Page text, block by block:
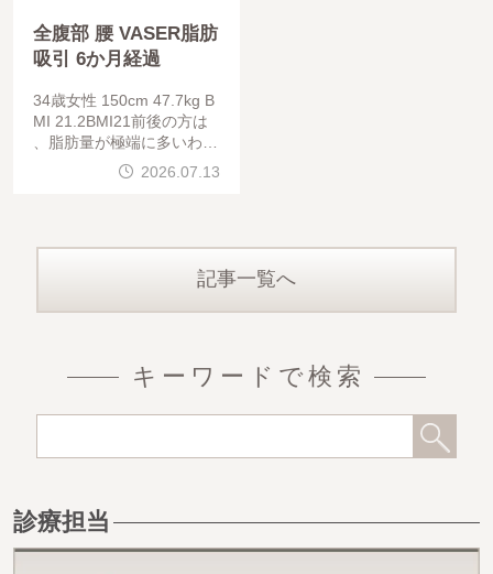
全腹部 腰 VASER脂肪
吸引 6か月経過
34歳女性 150cm 47.7kg B
MI 21.2BMI21前後の方は
、脂肪量が極端に多いわけ
ではないため、腹部脂肪吸
引の中でも比較的難易度の
2026.07.13
記事一覧へ
キーワードで検索
診療担当